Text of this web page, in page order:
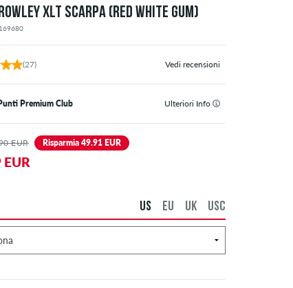
XLT SCARPA (RED WHITE GUM)
(27) Vedi recensioni
Premium Club Ulteriori Info
EUR Risparmia 49.91 EUR
USC
UK
EU
US